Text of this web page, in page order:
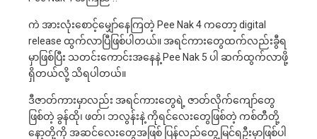
ကဲ အားလုံးစောင့်မျှော်နေကြတဲ့ Pee Nak 4 ကတော့ digital
release ထွက်လာပြီဖြစ်ပါတယ်။ အရင်ကားတွေထက်လည်းခွီရ
မှာဖြစ်ပြီး သတင်းကောင်းအနေနဲ့ Pee Nak 5 ပါ ဆက်ထွက်လာဖို့
ရှိတယ်လို့ သိရပါတယ်။
ဒီဇာတ်ကားမှာလည်း အရင်ကားတွေရဲ့ ဇာတ်လိုက်ကျော်တွေ
ဖြစ်တဲ့ ခွန်ထို၊ ဖတ်၊ ဘလွန်းနဲ့ ကိုရင်လေးတွေဖြစ်တဲ့ ကစ်တီတို့
နော့တို့ကို အဆင်လေးတွေအဖြစ် ပြန်လည်တွေ့မြင်ရဦးမှာဖြစ်ပါ